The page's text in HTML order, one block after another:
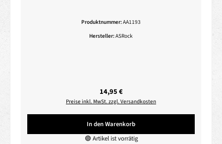
Produktnummer:AA1193
Hersteller:ASRock
Regulärer Preis:
14,95 €
Preise inkl. MwSt. zzgl. Versandkosten
In den Warenkorb
🟢 Artikel ist vorrätig